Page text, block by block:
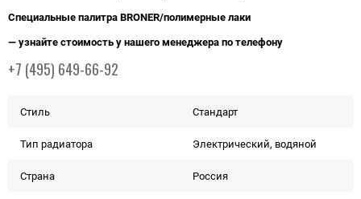
Специальные палитра BRONER/полимерные лаки
— узнайте стоимость у нашего менеджера по телефону
+7 (495) 649-66-92
Стиль Стандарт
Тип радиатора Электрический, водяной
Страна Россия